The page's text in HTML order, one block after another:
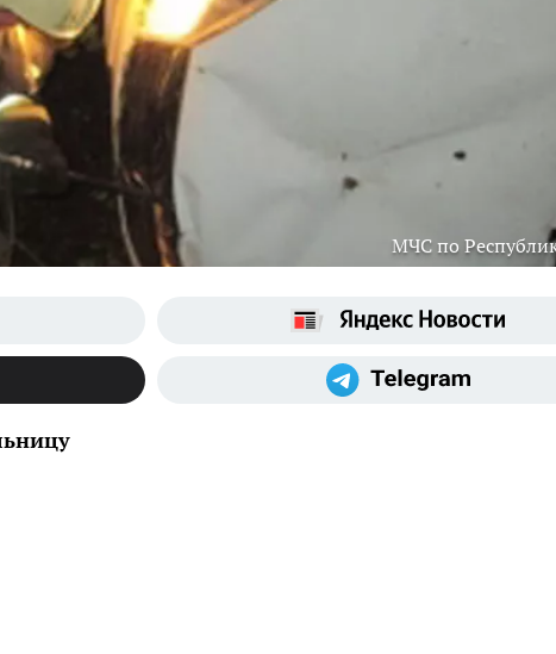
МЧС по